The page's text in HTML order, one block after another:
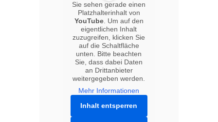
Sie sehen gerade einen
Platzhalterinhalt von
YouTube. Um auf den
eigentlichen Inhalt
zuzugreifen, klicken Sie
auf die Schaltfläche
unten. Bitte beachten
Sie, dass dabei Daten
an Drittanbieter
weitergegeben werden.
Mehr Informationen
Inhalt entsperren